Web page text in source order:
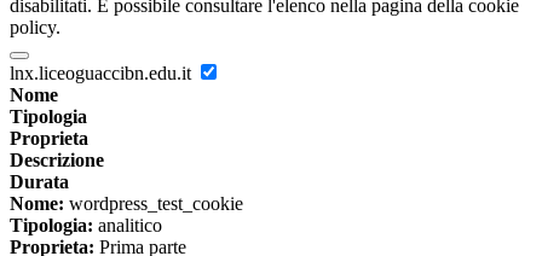
disabilitati. È possibile consultare l'elenco nella pagina della cookie
policy.
lnx.liceoguaccibn.edu.it
Nome
Tipologia
Proprieta
Descrizione
Durata
Nome: wordpress_test_cookie
Tipologia: analitico
Proprieta: Prima parte